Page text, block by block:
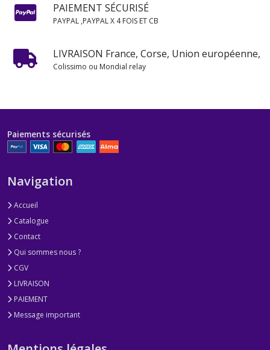
PAIEMENT SÉCURISÉ
PAYPAL ,PAYPAL X 4 FOIS ET CB
LIVRAISON France, Corse, Union européenne,
Colissimo ou Mondial relay
Paiements sécurisés
Navigation
Accueil
Catalogue
Contact
Qui sommes nous ?
CGV
LIVRAISON
PAIEMENT
Message important